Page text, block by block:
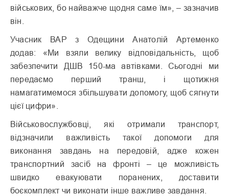
військових, бо найважче щодня саме їм», – зазначив
він.
Учасник ВАР з Одещини Анатолій Артеменко
додав: «Ми взяли велику відповідальність, щоб
забезпечити ДШВ 150-ма автівками. Сьогодні ми
передаємо перший транш, і щотижня
намагатимемося збільшувати допомогу, щоб сягнути
цієї цифри».
Військовослужбовці, які отримали транспорт,
відзначили важливість такої допомоги для
виконання завдань на передовій, адже кожен
транспортний засіб на фронті – це можливість
швидко евакуювати поранених, доставити
боєкомплект чи виконати інше важливе завдання.